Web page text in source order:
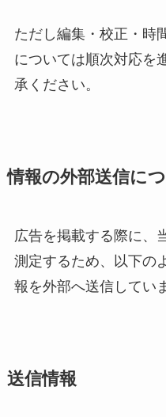
ただし編集・校正・時
については順次対応を
承ください。
情報の外部送信に
広告を掲載する際に、
測定するため、以下の
報を外部へ送信してい
送信情報